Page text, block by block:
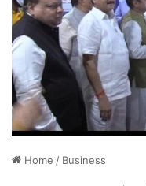
Home / Business